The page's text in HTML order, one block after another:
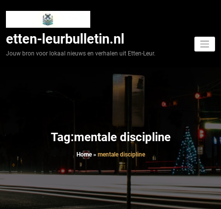
etten-leurbulletin.nl
Jouw bron voor lokaal nieuws en verhalen uit Etten-Leur.
Tag:mentale discipline
Home» mentale discipline